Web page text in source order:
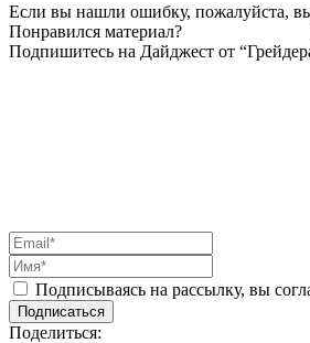
Если вы нашли ошибку, пожалуйста,
Понравился материал?
Подпишитесь на Дайджест от
Подписываясь на рассылку, вы
Подписаться
Поделиться: